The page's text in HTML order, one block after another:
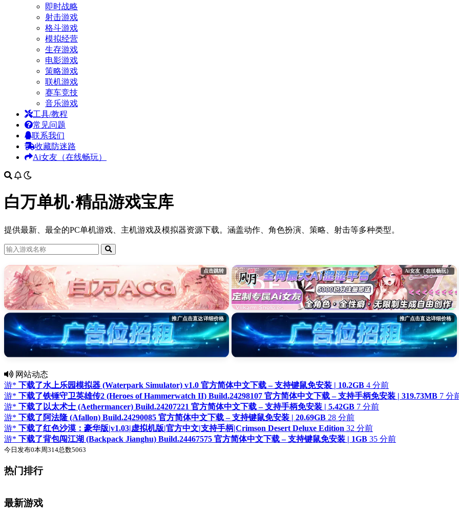
即时战略
射击游戏
格斗游戏
模拟经营
生存游戏
电影游戏
策略游戏
联机游戏
赛车竞技
音乐游戏
工具/教程
常见问题
联系我们
收藏防迷路
Ai女友（在线畅玩）
白万单机·精品游戏宝库
提供最新、最全的PC单机游戏、主机游戏及模拟器资源下载。涵盖动作、角色扮演、策略、射击等多种类型。
点击跳转 Ai女友（在线畅玩）
推广点击直达详细价格 推广点击直达详细价格
网站动态
游* 下载了水上乐园模拟器 (Waterpark Simulator) v1.0 官方简体中文下载 – 支持键鼠免安装 | 10.2GB 4 分前
游* 下载了铁锤守卫英雄传2 (Heroes of Hammerwatch II) Build.24298107 官方简体中文下载 – 支持手柄免安装 | 319.73MB 7 分
游* 下载了以太术士 (Aethermancer) Build.24207221 官方简体中文下载 – 支持手柄免安装 | 5.42GB 7 分前
游* 下载了阿法隆 (Afallon) Build.24290085 官方简体中文下载 – 支持键鼠免安装 | 20.69GB 28 分前
游* 下载了红色沙漠：豪华版|v1.03|虚拟机版|官方中文|支持手柄|Crimson Desert Deluxe Edition 32 分前
游* 下载了背包闯江湖 (Backpack Jianghu) Build.24467575 官方简体中文下载 – 支持键鼠免安装 | 1GB 35 分前
今日发布0本周314总数5063
热门排行
最新游戏